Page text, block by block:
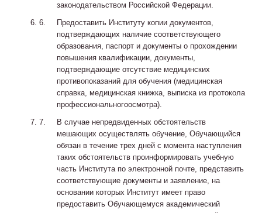
законодательством Российской Федерации.
Предоставить Институту копии документов,
подтверждающих наличие соответствующего
образования, паспорт и документы о прохождении
повышения квалификации, документы,
подтверждающие отсутствие медицинских
противопоказаний для обучения (медицинская
справка, медицинская книжка, выписка из протокола
профессиональногоосмотра).
В случае непредвиденных обстоятельств
мешающих осуществлять обучение, Обучающийся
обязан в течение трех дней с момента наступления
таких обстоятельств проинформировать учебную
часть Института по электронной почте, представить
соответствующие документы и заявление, на
основании которых Институт имеет право
предоставить Обучающемуся академический